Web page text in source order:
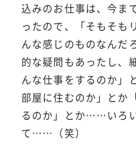
込みのお仕事は、今ま
ったので、「そもそも
んな感じのものなんだ
的な疑問もあったし、
んな仕事をするのか」
部屋に住むのか」とか
るのか」とか……いろ
て……（笑）